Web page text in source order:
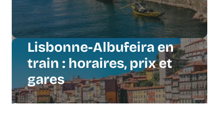
Lisbonne-Albufeira en
train : horaires, prix et
gares